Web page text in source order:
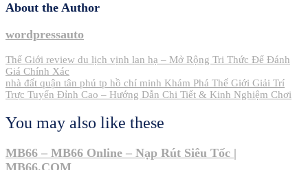
About the Author
wordpressauto
Post
navigation
Thế Giới review du lịch vịnh lan hạ – Mở Rộng Tri Thức Để Đánh
Giá Chính Xác
nhà đất quận tân phú tp hồ chí minh Khám Phá Thế Giới Giải Trí
Trực Tuyến Đỉnh Cao – Hướng Dẫn Chi Tiết & Kinh Nghiệm Chơi
You may also like these
MB66 – MB66 Online – Nạp Rút Siêu Tốc |